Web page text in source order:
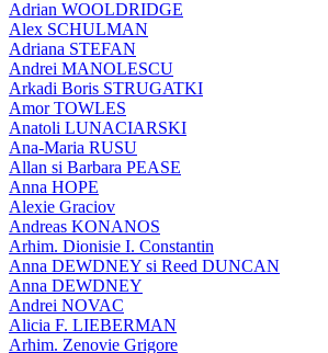
Adrian WOOLDRIDGE
Alex SCHULMAN
Adriana STEFAN
Andrei MANOLESCU
Arkadi Boris STRUGATKI
Amor TOWLES
Anatoli LUNACIARSKI
Ana-Maria RUSU
Allan si Barbara PEASE
Anna HOPE
Alexie Graciov
Andreas KONANOS
Arhim. Dionisie I. Constantin
Anna DEWDNEY si Reed DUNCAN
Anna DEWDNEY
Andrei NOVAC
Alicia F. LIEBERMAN
Arhim. Zenovie Grigore